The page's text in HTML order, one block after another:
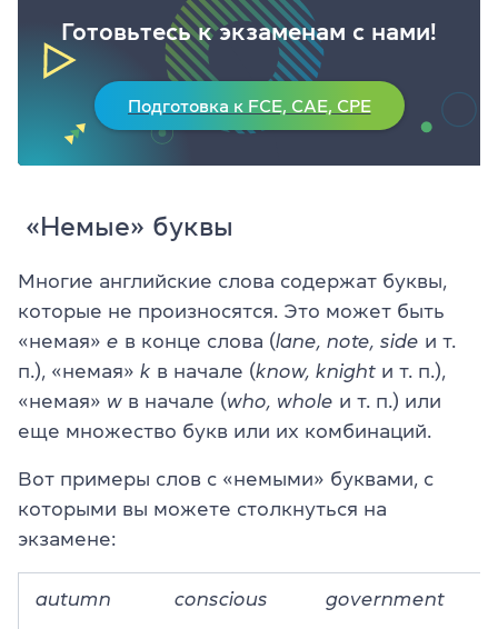
Готовьтесь к экзаменам с нами!
Подготовка к FCE, CAE, CPE
«Немые» буквы
Многие английские слова содержат буквы,
которые не произносятся. Это может быть
«немая» е в конце слова (lane note side и т.
п.), «немая» k в начале (know, knight и т. п.),
«немая» w в начале (who whole и т. п.) или
еще множество букв или их комбинаций.
Вот примеры слов с «немыми» буквами, с
которыми вы можете столкнуться на
экзамене:
autumn conscious government